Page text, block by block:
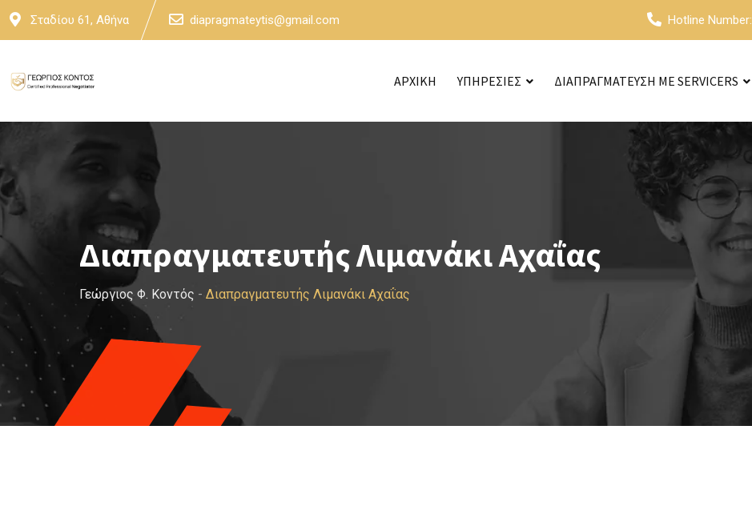
Skip
Σταδίου 61, Αθήνα diapragmateytis@gmail.com Hotline Number:
ΑΡΧΙΚΗ ΥΠΗΡΕΣΙΕΣ ΔΙΑΠΡΑΓΜΑΤΕΥΣΗ ΜΕ SERVICERS
Διαπραγματευτής Λιμανάκι Αχαΐας
Γεώργιος Φ. Κοντός - Διαπραγματευτής Λιμανάκι Αχαΐας